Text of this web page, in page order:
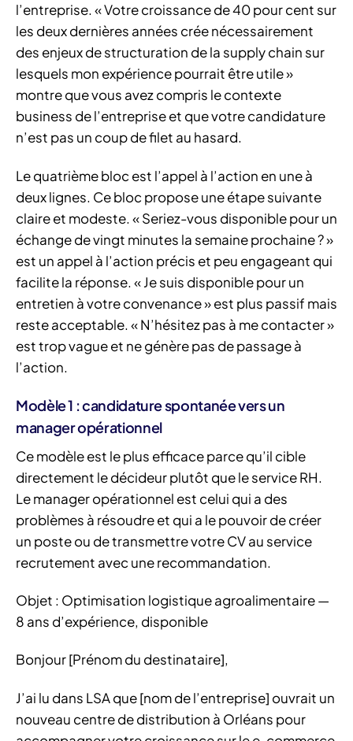
l’entreprise. « Votre croissance de 40 pour cent sur
les deux dernières années crée nécessairement
des enjeux de structuration de la supply chain sur
lesquels mon expérience pourrait être utile »
montre que vous avez compris le contexte
business de l’entreprise et que votre candidature
n’est pas un coup de filet au hasard.
Le quatrième bloc est l’appel à l’action en une à
deux lignes. Ce bloc propose une étape suivante
claire et modeste. « Seriez-vous disponible pour un
échange de vingt minutes la semaine prochaine ? »
est un appel à l’action précis et peu engageant qui
facilite la réponse. « Je suis disponible pour un
entretien à votre convenance » est plus passif mais
reste acceptable. « N’hésitez pas à me contacter »
est trop vague et ne génère pas de passage à
l’action.
Modèle 1 : candidature spontanée vers un
manager opérationnel
Ce modèle est le plus efficace parce qu’il cible
directement le décideur plutôt que le service RH.
Le manager opérationnel est celui qui a des
problèmes à résoudre et qui a le pouvoir de créer
un poste ou de transmettre votre CV au service
recrutement avec une recommandation.
Objet : Optimisation logistique agroalimentaire —
8 ans d’expérience, disponible
Bonjour [Prénom du destinataire],
J’ai lu dans LSA que [nom de l’entreprise] ouvrait un
nouveau centre de distribution à Orléans pour